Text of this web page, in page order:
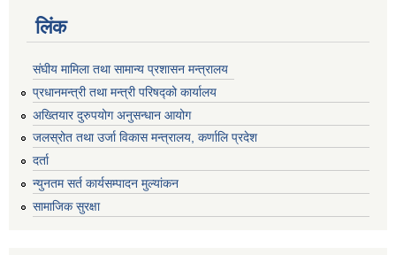
लिंक
संघीय मामिला तथा सामान्य प्रशासन मन्त्रालय
प्रधानमन्त्री तथा मन्त्री परिषद्को कार्यालय
अख्तियार दुरुपयोग अनुसन्धान आयोग
जलस्रोत तथा उर्जा विकास मन्त्रालय, कर्णालि प्रदेश
दर्ता
न्युनतम सर्त कार्यसम्पादन मुल्यांकन
सामाजिक सुरक्षा